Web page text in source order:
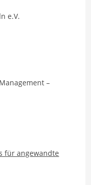
e.V.
–
für angewandte